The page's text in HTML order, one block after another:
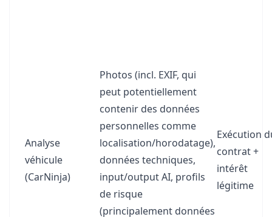
Analyse
véhicule
(CarNinja)
Photos (incl. EXIF, qui
peut potentiellement
contenir des données
personnelles comme
localisation/horodatage),
données techniques,
input/output AI, profils
de risque
(principalement données
Exécution
contrat +
intérêt
légitime